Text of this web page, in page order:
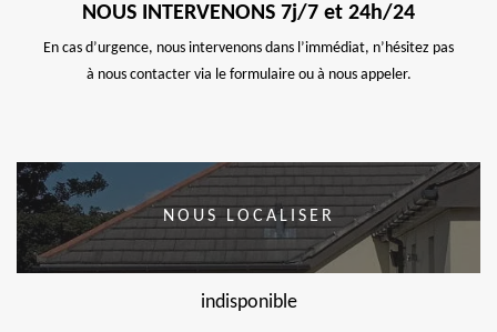
NOUS INTERVENONS 7j/7 et 24h/24
En cas d’urgence, nous intervenons dans l’immédiat, n’hésitez pas
à nous contacter via le formulaire ou à nous appeler.
NOUS LOCALISER
indisponible